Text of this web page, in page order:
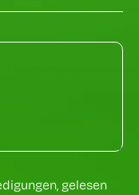
gelesen